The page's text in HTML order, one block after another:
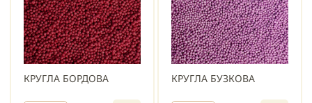
КРУГЛА БОРДОВА КРУГЛА БУЗКОВА